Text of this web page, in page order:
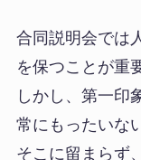
合同説明会では
を保つことが重
しかし、第一印
常にもったいな
そこに留まらず